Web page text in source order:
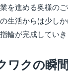
を進める奥様の
生活からは少し
輪が完成していき
ワクの瞬間